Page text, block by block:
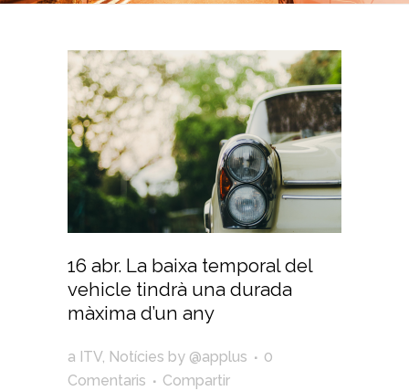
16 abr. La baixa temporal del
vehicle tindrà una durada
màxima d’un any
a ITV, Notícies by @applus
0
Comentaris
Compartir